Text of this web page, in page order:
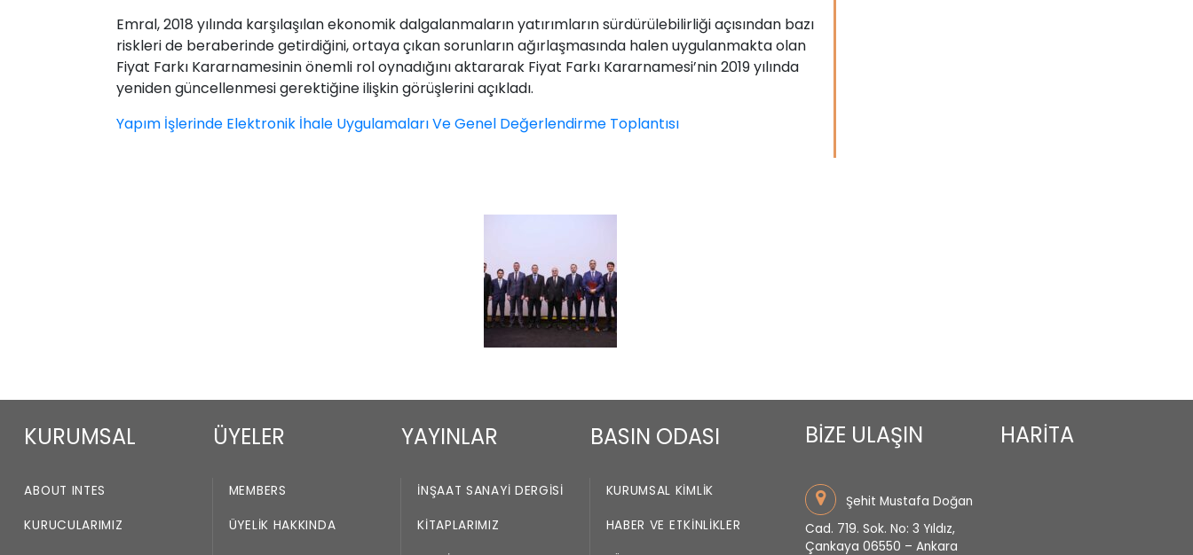
Emral, 2018 yılında karşılaşılan ekonomik dalgalanmaların yatırımların sürdürülebilirliği açısından bazı
riskleri de beraberinde getirdiğini, ortaya çıkan sorunların ağırlaşmasında halen uygulanmakta olan
Fiyat Farkı Kararnamesinin önemli rol oynadığını aktararak Fiyat Farkı Kararnamesi’nin 2019 yılında
yeniden güncellenmesi gerektiğine ilişkin görüşlerini açıkladı.
Yapım İşlerinde Elektronik İhale Uygulamaları Ve Genel Değerlendirme Toplantısı
KURUMSAL
ABOUT INTES
KURUCULARIMIZ
ÜYELER
MEMBERS
ÜYELIK HAKKINDA
YAYINLAR
İNŞAAT SANAYI DERGISI
KITAPLARIMIZ
BASIN ODASI
KURUMSAL KIMLIK
HABER VE ETKINLIKLER
BİZE ULAŞIN
Şehit Mustafa Doğan
Cad. 719. Sok. No: 3 Yıldız,
Çankaya 06550 – Ankara
HARİTA